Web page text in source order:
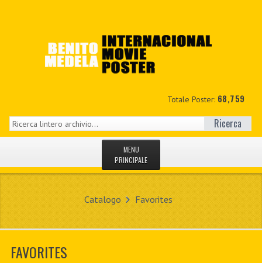
Totale Poster: 68,759
Ricerca
MENU
PRINCIPALE
IL MIO CONTO
Catalogo Favorites
FAVORITES